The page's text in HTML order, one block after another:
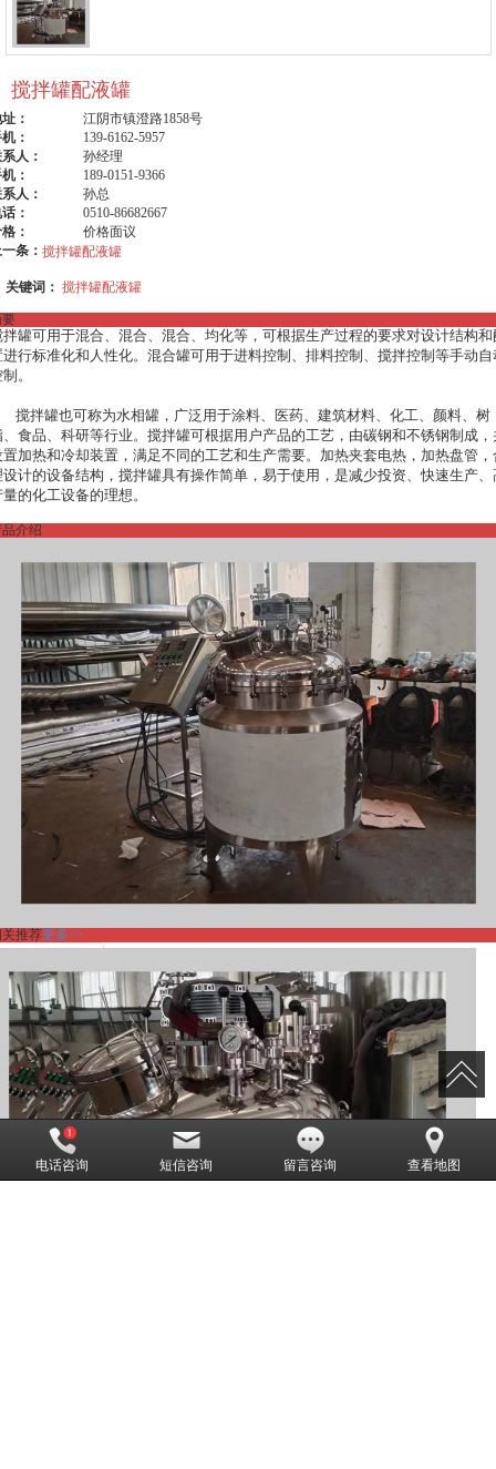
搅拌罐配液罐
：
江阴市镇澄路1858号
：
139-6162-5957
人：
孙经理
：
189-0151-9366
人：
孙总
：
0510-86682667
：
价格面议
条： 搅拌罐配液罐
关键词： 搅拌罐配液罐
拌罐可用于混合、混合、混合、均化等，可根据生产过程的要求对设计结构和
进行标准化和人性化。混合罐可用于进料控制、排料控制、搅拌控制等手动自
。
、食品、科研等行业。搅拌罐可根据用户产品的工艺，由碳钢和不锈钢制成，
置加热和冷却装置，满足不同的工艺和生产需要。加热夹套电热，加热盘管，
设计的设备结构，搅拌罐具有操作简单，易于使用，是减少投资、快速生产、
的化工设备的理想。
介绍
推荐更多>>
电话咨询 短信咨询 留言咨询 查看地图